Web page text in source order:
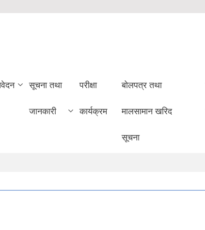
सूचना तथा
जानकारी
परीक्षा
कार्यक्रम
बोलपत्र तथा
मालसामान खरिद
सूचना